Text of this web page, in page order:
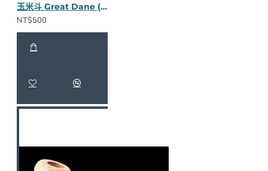
玉米斗 Great Dane (Spindle 直斗) M195-1
NT$500